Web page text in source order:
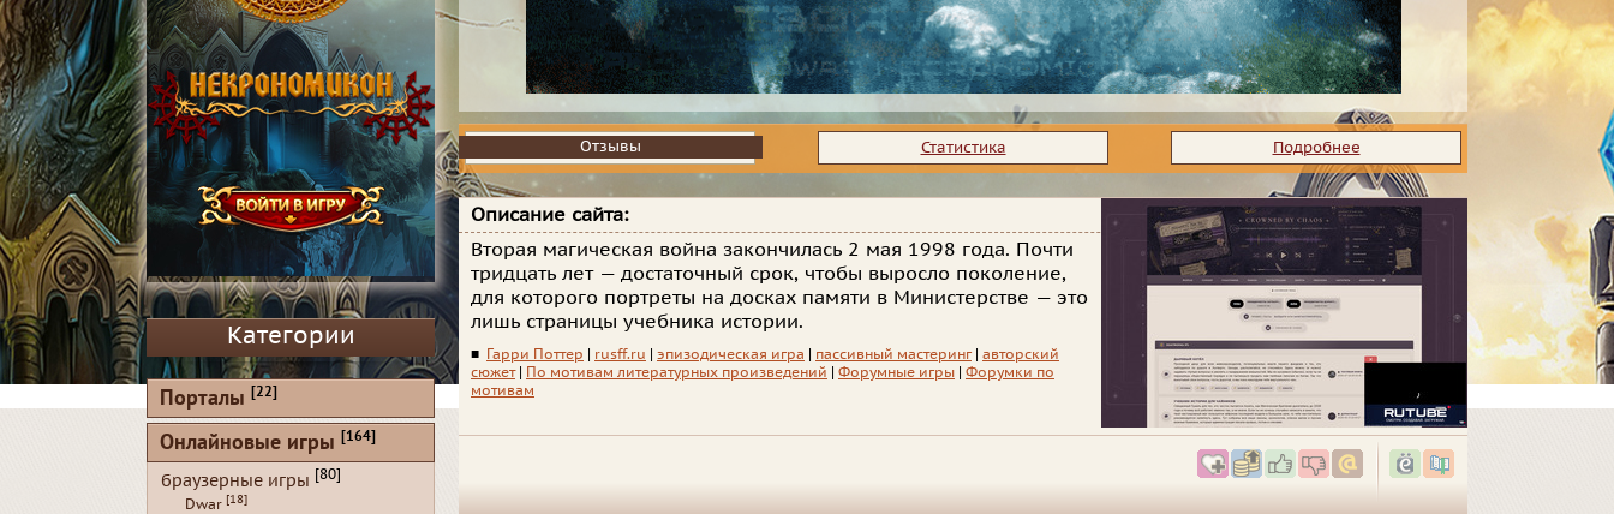
Отзывы
Отзывы Статистика Подробнее
Описание сайта:
Вторая магическая война закончилась 2 мая 1998 года. Почти
тридцать лет — достаточный срок, чтобы выросло поколение,
для которого портреты на досках памяти в Министерстве — это
лишь страницы учебника истории.
■ Гарри Поттер rusff.ru эпизодическая игра пассивный мастеринг
авторский
сюжет| По мотивам литературных произведений Форумные игры
Форумки по
мотивам
Категории
Порталы [22]
Онлайновые игры [164]
браузерные игры [80]
Dwar [18]